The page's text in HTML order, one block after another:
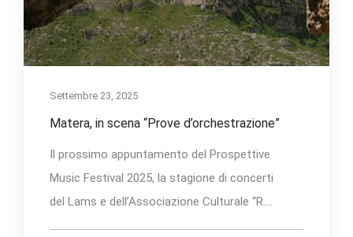
Settembre 23, 2025
Matera, in scena “Prove d’orchestrazione”
Il prossimo appuntamento del Prospettive
Music Festival 2025, la stagione di concerti
del Lams e dell’Associazione Culturale “R....